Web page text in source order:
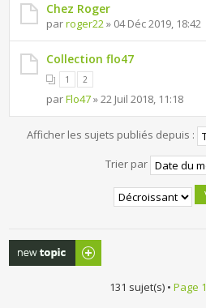
Chez Roger
parroger22» 04 Déc 2019, 18:42
Collection flo47
1 2
parFlo47» 22 Juil 2018, 11:18
Afficher les sujets publiés depuis :
Trier par
Publier un
nouveau sujet
131 sujet(s) • Page 1